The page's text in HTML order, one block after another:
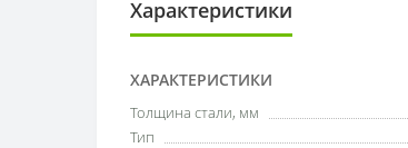
Характеристики
ХАРАКТЕРИСТИКИ
Толщина стали, мм
Тип